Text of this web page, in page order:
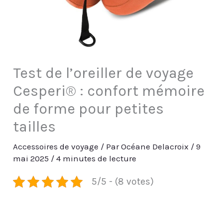
Test de l’oreiller de voyage
Cesperi® : confort mémoire
de forme pour petites
tailles
Accessoires de voyage / ParOcéane Delacroix /9
mai 2025 /4 minutes de lecture
5/5 - (8 votes)